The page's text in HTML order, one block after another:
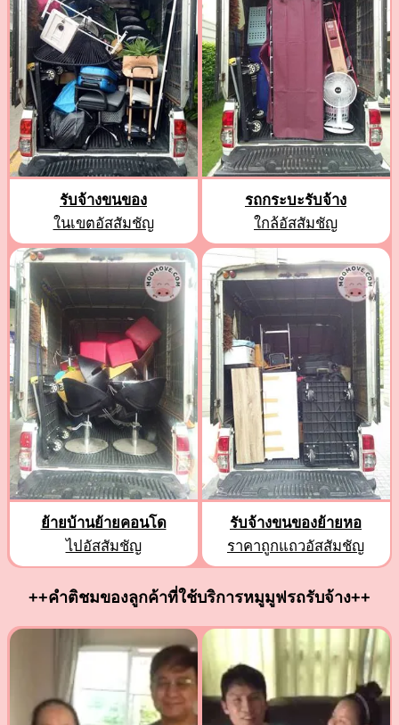
รับจ้างขนของ
ในเขตอัสสัมชัญ
รถกระบะรับจ้าง
ใกล้อัสสัมชัญ
ย้ายบ้านย้ายคอนโด
ไปอัสสัมชัญ
รับจ้างขนของย้ายหอ
ราคาถูกแถวอัสสัมชัญ
++คำติชมของลูกค้าที่ใช้บริการหมูมูฟรถรับจ้าง++